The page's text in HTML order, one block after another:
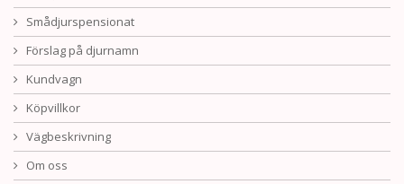
Smådjurspensionat
Förslag på djurnamn
Kundvagn
Köpvillkor
Vägbeskrivning
Om oss